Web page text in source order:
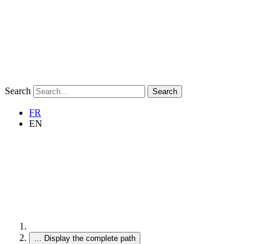
Search Search
FR
EN
… Display the complete path